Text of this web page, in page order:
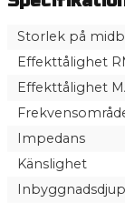
Storlek på
Effekttålighet
Effekttålighet
Impedans
Känslighet
Inbyggnadsdjup